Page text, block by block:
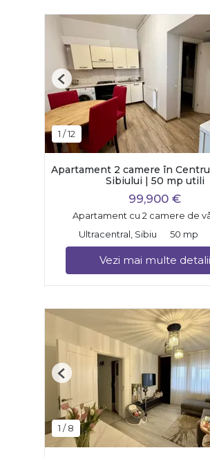
1 /12
Previous
Apartament 2 camere în
Sibiului | 50 mp utili
99,900 €
Apartament cu 2 camere de
Ultracentral, Sibiu
50 mp
Vezi mai multe detalii
1 /8
Previous